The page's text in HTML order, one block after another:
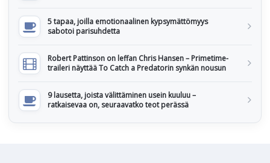
5 tapaa, joilla emotionaalinen kypsymättömyys
sabotoi parisuhdetta
Robert Pattinson on leffan Chris Hansen – Primetime-
traileri näyttää To Catch a Predatorin synkän nousun
9 lausetta, joista välittäminen usein kuuluu –
ratkaisevaa on, seuraavatko teot perässä